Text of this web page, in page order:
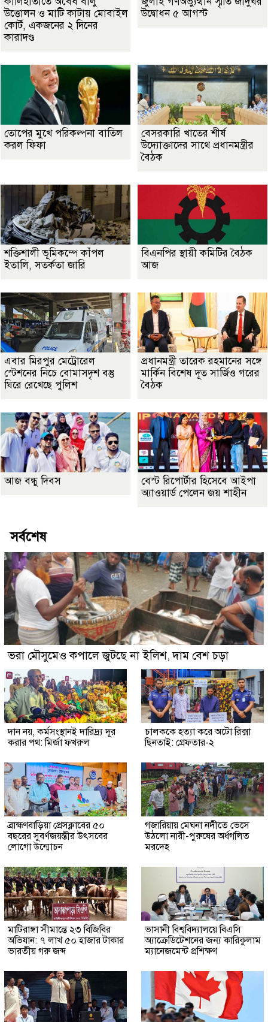
উত্তোলন ও মাটি কাটায় মোবাইল
কোর্ট, একজনের ২ দিনের
কারাদণ্ড
উদ্বোধন ৫ আগস্ট
তোপের মুখে পরিকল্পনা বাতিল
করল ফিফা
বেসরকারি খাতের শীর্ষ
উদ্যোক্তাদের সাথে প্রধানমন্ত্রীর
বৈঠক
শক্তিশালী ভূমিকম্পে কাঁপল
ইতালি, সতর্কতা জারি
বিএনপির স্থায়ী কমিটির বৈঠক
আজ
এবার মিরপুর মেট্রোরেল
স্টেশনের নিচে বোমাসদৃশ বস্তু
ঘিরে রেখেছে পুলিশ
প্রধানমন্ত্রী তারেক রহমানের সঙ্গে
মার্কিন বিশেষ দূত সার্জিও গরের
বৈঠক
আজ বন্ধু দিবস
বেস্ট রিপোর্টার হিসেবে আইপা
অ্যাওয়ার্ড পেলেন জয় শাহীন
সর্বশেষ
ভরা মৌসুমেও কপালে জুটছে না ইলিশ, দাম বেশ চড়া
দান নয়, কর্মসংস্থানই দারিদ্র্য দূর
করার পথ: মির্জা ফখরুল
চালককে হত্যা করে অটো রিক্সা
ছিনতাই: গ্রেফতার-২
ব্রাহ্মণবাড়িয়া প্রেসক্লাবের ৫০
বছরের সুবর্ণজয়ন্তীর উৎসবের
লোগো উন্মোচন
গজারিয়ায় মেঘনা নদীতে ভেসে
উঠলো নারী-পুরুষের অর্ধগলিত
মরদেহ
মাটিরাঙ্গা সীমান্তে ২৩ বিজিবির
অভিযান: ৭ লাখ ৫০ হাজার টাকার
ভারতীয় গরু জব্দ
ভাসানী বিশ্ববিদ্যালয়ে বিএসি
অ্যাক্রেডিটেশনের জন্য কারিকুলাম
ম্যানেজমেন্ট প্রশিক্ষণ